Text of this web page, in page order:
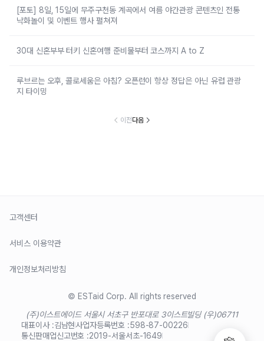
[포토] 8일, 15일에 무주구천동 계곡에서 여름 야간관광 콘텐츠인 전통
낙화놀이 및 이벤트 행사 펼쳐져
30대 신혼부부 터키 신혼여행 준비물부터 코스까지 A to Z
루브르는 오후, 콜로세움은 아침? 오픈런이 항상 정답은 아닌 유럽 관광
지 타이밍
이전다음
고객센터
서비스 이용약관
개인정보처리방침
© ESTaid Corp. All rights reserved
(주)이스트에이드 서울시 서초구 반포대로 3이스트빌딩 (우)06711
대표이사 :김남현사업자등록번호 :598-87-00226
통신판매업신고번호 :2019-서울서초-1649